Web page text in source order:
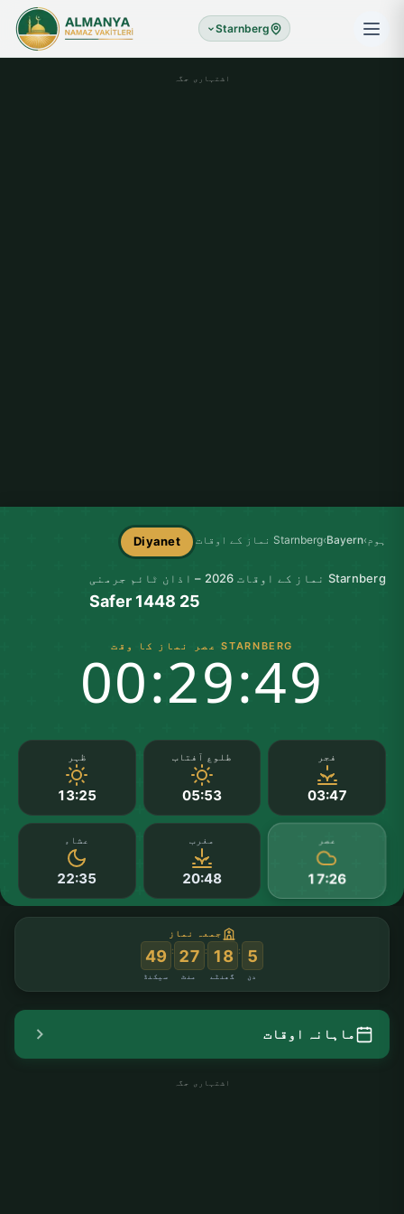
Starnberg
اشتہاری جگہ
ہوم›
Bayern
›Starnberg نماز کے اوقات Diyanet
Starnberg نماز کے اوقات 2026 – اذان ٹائم جرمنی
25 Safer 1448
STARNBERG عصر نماز کا وقت
00:29:48
فجر
03:47
طلوع آفتاب
05:53
ظہر
13:25
عصر
17:26
مغرب
20:48
عشاء
22:35
جمعہ نماز
5
دن
:
18
گھنٹے
:
27
منٹ
:
48
سیکنڈ
ماہانہ اوقات
اشتہاری جگہ